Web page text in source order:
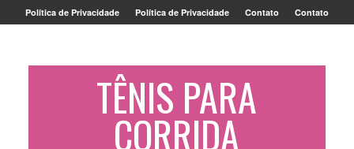
Política de Privacidade Política de Privacidade Contato Contato
TÊNIS PARA
CORRIDA